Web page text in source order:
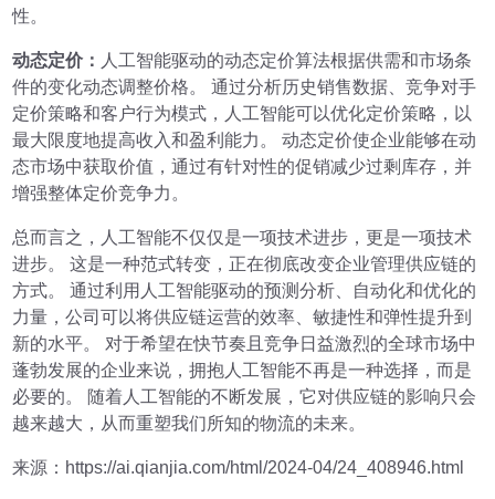
性。
动态定价： 人工智能驱动的动态定价算法根据供需和市场条
件的变化动态调整价格。 通过分析历史销售数据、竞争对手
定价策略和客户行为模式，人工智能可以优化定价策略，以
最大限度地提高收入和盈利能力。 动态定价使企业能够在动
态市场中获取价值，通过有针对性的促销减少过剩库存，并
增强整体定价竞争力。
总而言之，人工智能不仅仅是一项技术进步，更是一项技术
进步。 这是一种范式转变，正在彻底改变企业管理供应链的
方式。 通过利用人工智能驱动的预测分析、自动化和优化的
力量，公司可以将供应链运营的效率、敏捷性和弹性提升到
新的水平。 对于希望在快节奏且竞争日益激烈的全球市场中
蓬勃发展的企业来说，拥抱人工智能不再是一种选择，而是
必要的。 随着人工智能的不断发展，它对供应链的影响只会
越来越大，从而重塑我们所知的物流的未来。
来源：https://ai.qianjia.com/html/2024-04/24_408946.html